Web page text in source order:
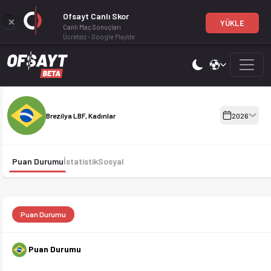
Brezilya LBF, Kadınlar 2026 sezonu puan durumu, haftalık
Brezilya LBF, Kadınlar 2026
Brezilya LBF, Kadınlar 2026
Puan DurumuİstatistikSosyal
Puan Durumu
Puan Durumu
Ofsayt Canlı Skor
Canlı Maç Sonuçları
Ücretsiz - Google Play'de
YÜKLE